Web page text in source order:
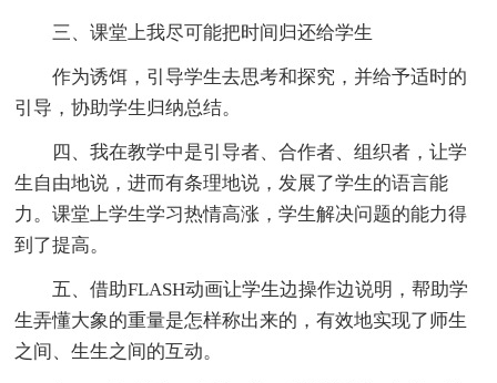
三、课堂上我尽可能把时间归还给学生
作为诱饵，引导学生去思考和探究，并给予适时的
引导，协助学生归纳总结。
四、我在教学中是引导者、合作者、组织者，让学
生自由地说，进而有条理地说，发展了学生的语言能
力。课堂上学生学习热情高涨，学生解决问题的能力得
到了提高。
五、借助FLASH动画让学生边操作边说明，帮助学
生弄懂大象的重量是怎样称出来的，有效地实现了师生
之间、生生之间的互动。